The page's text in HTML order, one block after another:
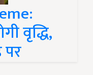
वृद्धि,